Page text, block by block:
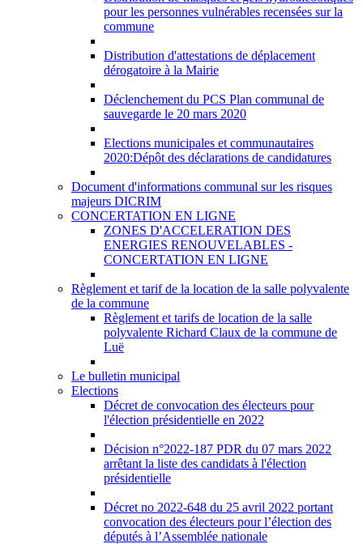
pour les personnes vulnérables recensées sur la
commune
Distribution d'attestations de déplacement
dérogatoire à la Mairie
Déclenchement du PCS Plan communal de
sauvegarde le 20 mars 2020
Elections municipales et communautaires
2020:Dépôt des déclarations de candidatures
Document d'informations communal sur les risques
majeurs DICRIM
CONCERTATION EN LIGNE
ZONES D'ACCELERATION DES
ENERGIES RENOUVELABLES -
CONCERTATION EN LIGNE
Règlement et tarif de la location de la salle polyvalente
de la commune
Règlement et tarifs de location de la salle
polyvalente Richard Claux de la commune de
Luë
Le bulletin municipal
Elections
Décret de convocation des électeurs pour
l'élection présidentielle en 2022
Décision n°2022-187 PDR du 07 mars 2022
arrêtant la liste des candidats à l'élection
présidentielle
Décret no 2022-648 du 25 avril 2022 portant
convocation des électeurs pour l’élection des
députés à l’Assemblée nationale